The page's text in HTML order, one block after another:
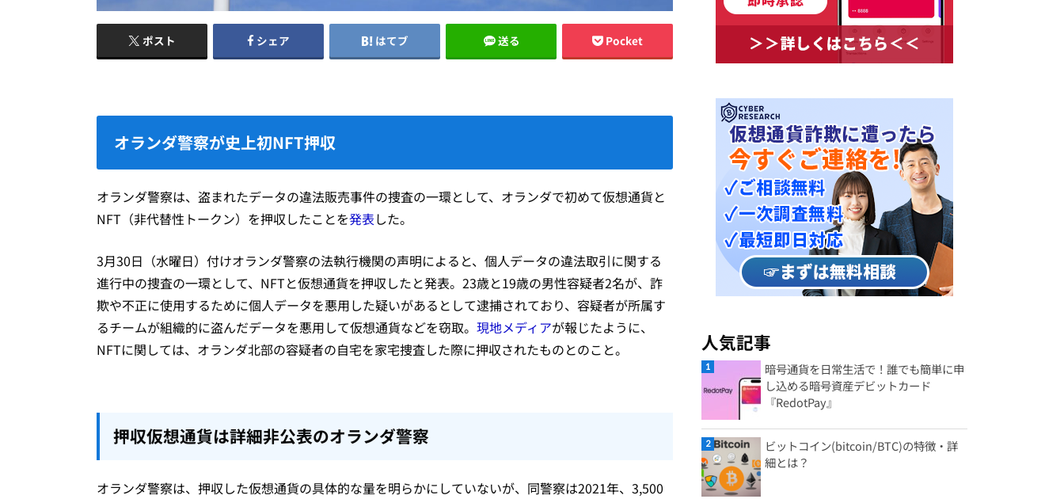
ポスト シェア はてブ 送る Pocket
オランダ警察が史上初NFT押収
オランダ警察は、盗まれたデータの違法販売事件の捜査の一環として、オランダで初めて仮想通貨と
NFT（非代替性トークン）を押収したことを発表した。
3月30日（水曜日）付けオランダ警察の法執行機関の声明によると、個人データの違法取引に関する
進行中の捜査の一環として、NFTと仮想通貨を押収したと発表。23歳と19歳の男性容疑者2名が、詐
欺や不正に使用するために個人データを悪用した疑いがあるとして逮捕されており、容疑者が所属す
るチームが組織的に盗んだデータを悪用して仮想通貨などを窃取。 現地メディアが報じたように、
NFTに関しては、オランダ北部の容疑者の自宅を家宅捜査した際に押収されたものとのこと。
押収仮想通貨は詳細非公表のオランダ警察
オランダ警察は、押収した仮想通貨の具体的な量を明らかにしていないが、同警察は2021年、3,500
人気記事
暗号通貨を日常生活で！誰でも簡単に申
し込める暗号資産デビットカード
『RedotPay』
ビットコイン(bitcoin/BTC)の特徴・詳
細とは？